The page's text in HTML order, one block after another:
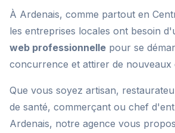
À Ardenais, comme partout en
les entreprises locales ont besoin
web professionnelle pour se
concurrence et attirer de nouveaux
Que vous soyez artisan,
de santé, commerçant ou chef
Ardenais, notre agence vous